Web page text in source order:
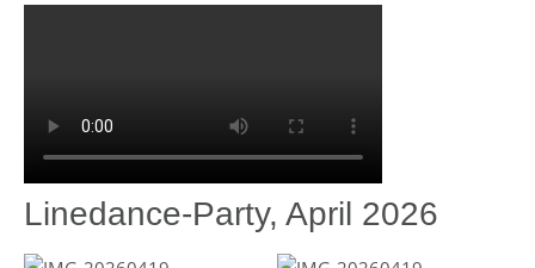
Linedance-Party, April 2026